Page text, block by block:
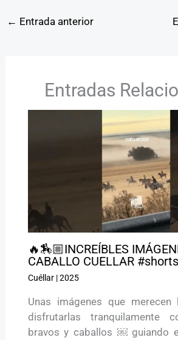
← Entrada anterior
Entradas
🔥🏇🏼INCREÍBLES
CABALLO CUELLAR #shorts
Cuéllar|2025
Unas imágenes que
disfrutarlas tranquilamente
bravos y caballos ￼ guiando